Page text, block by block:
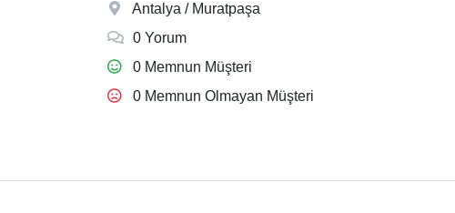
Antalya / Muratpaşa
0 Yorum
0 Memnun Müşteri
0 Memnun Olmayan Müşteri